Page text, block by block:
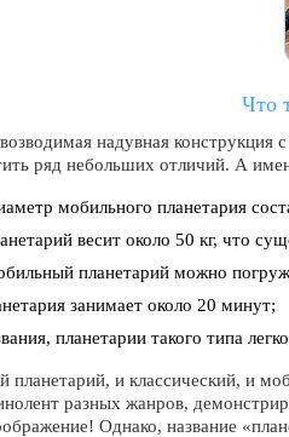
Что
надувная конструкция
ряд небольших отличий. А
мобильного планетария
весит около 50 кг, что
планетарий можно
занимает около 20 минут;
планетарии такого типа
и классический, и
разных жанров,
Однако, название